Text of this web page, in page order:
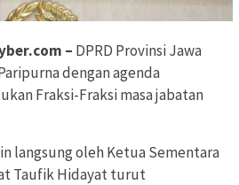
– DPRD Provinsi Jawa
dengan agenda
Fraksi-Fraksi masa jabatan
langsung oleh Ketua Sementara
Taufik Hidayat turut